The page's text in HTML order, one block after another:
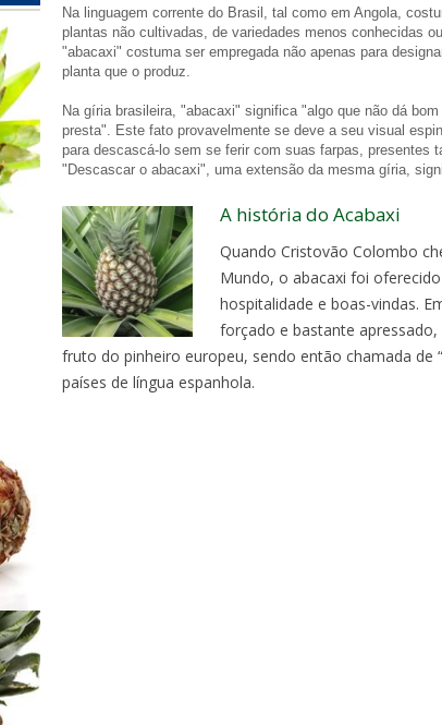
Na linguagem corrente do Brasil, tal como em Angola,
plantas não cultivadas, de variedades menos conhecidas
"abacaxi" costuma ser empregada não apenas para
planta que o produz.
Na gíria brasileira, "abacaxi" significa "algo que não dá
presta". Este fato provavelmente se deve a seu visual
para descascá-lo sem se ferir com suas farpas, presentes
"Descascar o abacaxi", uma extensão da mesma gíria,
A história do Acabaxi
Quando Cristovão Colombo
Mundo, o abacaxi foi
hospitalidade e boas-vindas.
forçado e bastante
fruto do pinheiro europeu, sendo então chamada de
países de língua espanhola.